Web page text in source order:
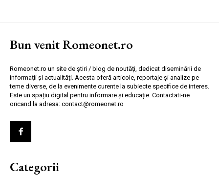
Bun venit Romeonet.ro
Romeonet.ro un site de știri / blog de noutăți, dedicat diseminării de
informații și actualități. Acesta oferă articole, reportaje și analize pe
teme diverse, de la evenimente curente la subiecte specifice de interes.
Este un spațiu digital pentru informare și educație. Contactati-ne
oricand la adresa: contact@romeonet.ro
Categorii